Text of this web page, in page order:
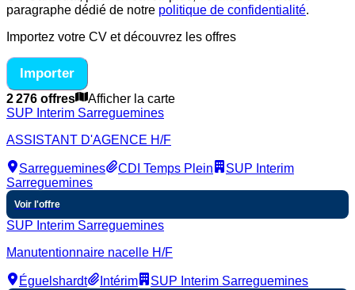
paragraphe dédié de notre politique de confidentialité.
Importez votre CV et découvrez les offres
Importer
2 276 offres
Afficher la carte
SUP Interim Sarreguemines
ASSISTANT D'AGENCE H/F
Sarreguemines CDI Temps Plein
SUP Interim
Sarreguemines
Voir l'offre
SUP Interim Sarreguemines
Manutentionnaire nacelle H/F
Éguelshardt Intérim SUP Interim Sarreguemines